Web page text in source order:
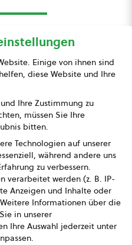
GmbH
Einige von ihnen sind
diese Website und Ihre
Ihre Zustimmung zu
müssen Sie Ihre
bitten.
Technologien auf unserer
während andere uns
zu verbessern.
verarbeitet werden (z. B. IP-
Anzeigen und Inhalte oder
Weitere Informationen über die
in unserer
Ihre Auswahl jederzeit unter